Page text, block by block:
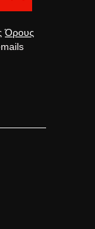
Όρους